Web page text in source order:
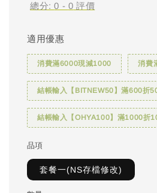
總分:0 - 0 評價
適用優惠
消費滿6000現減1000 消費
結帳輸入【BITNEW50】滿600折
結帳輸入【OHYA100】滿1000折
品項
套餐一(NS存檔修改)